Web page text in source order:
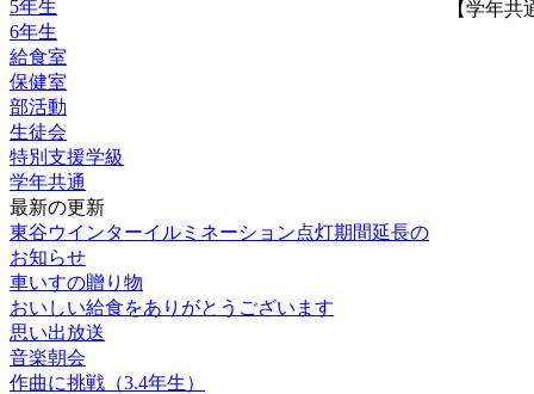
5年生
6年生
給食室
保健室
部活動
生徒会
特別支援学級
学年共通
最新の更新
東谷ウインターイルミネーション点灯期間延長の
お知らせ
車いすの贈り物
おいしい給食をありがとうございます
思い出放送
音楽朝会
作曲に挑戦（3.4年生）
【学年共